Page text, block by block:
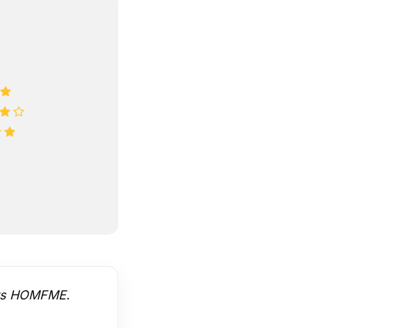
HOMFME.